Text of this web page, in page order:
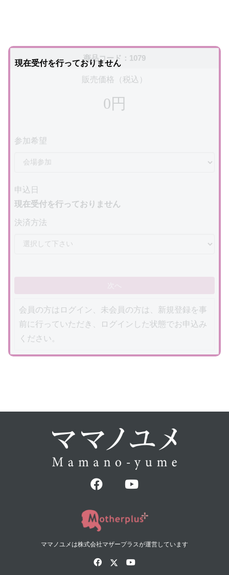
商品コード：1079
販売価格（税込）
0円
参加希望
申込日
現在受付を行っておりません
決済方法
会員の方はログイン、未会員の方は、新規登録を事
前に行っていただき、ログインした状態でお申込み
ください。
現在受付を行っておりません
ママノユメは株式会社マザープラスが運営しています